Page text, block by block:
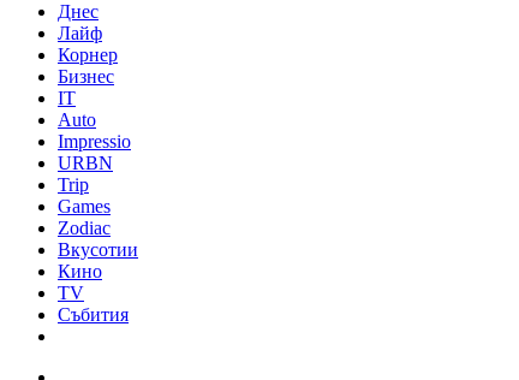
Днес
Лайф
Корнер
Бизнес
IT
Auto
Impressio
URBN
Trip
Games
Zodiac
Вкусотии
Кино
TV
Събития